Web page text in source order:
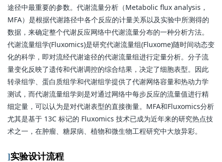
途径中最重要的参数。代谢流量分析（Metabolic flux analysis，
MFA）是根据代谢路径中各个反应的计量关系以及实验中所测得的
数据，来确定整个代谢反应网络中代谢流量分布的一种分析方法。
代谢流量组学(Fluxomics)是研究代谢流量组(Fluxome)随时间动态变
化的科学，即对流经代谢途径的代谢流量组进行定量分析。分子流
量变化反映了遗传和代谢调控的综合结果，决定了细胞表型。因此
转录组学、蛋白质组学和代谢组学提供了代谢网络容量和热动力学
测试，而代谢流量组学则是对通过网络中每步反应的流量值进行精
细定量，可以认为是对代谢表型的直接衡量。MFA和Fluxomics分析
尤其是基于 13C 标记的 Fluxomics 技术已成为近年来的研究热点技
术之一，在肿瘤、糖尿病、植物和微生物工程研究中大放异彩。
]实验设计流程